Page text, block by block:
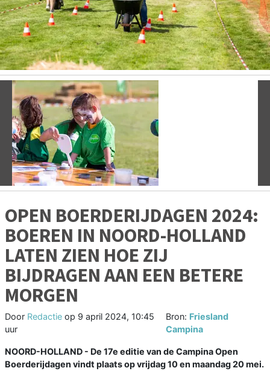
Vorige
OPEN BOERDERIJDAGEN 2024:
BOEREN IN NOORD-HOLLAND
LATEN ZIEN HOE ZIJ
BIJDRAGEN AAN EEN BETERE
MORGEN
Door Redactie op 9 april 2024, 10:45
uur
Bron: Friesland
Campina
NOORD-HOLLAND - De 17e editie van de Campina Open
Boerderijdagen vindt plaats op vrijdag 10 en maandag 20 mei.